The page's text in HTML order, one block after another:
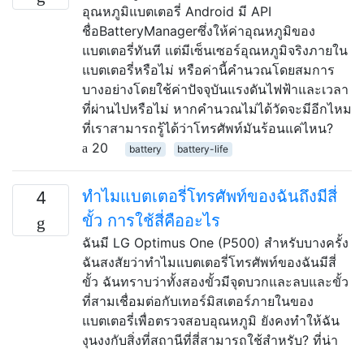
อุณหภูมิแบตเตอรี่ Android มี API
ชื่อBatteryManagerซึ่งให้ค่าอุณหภูมิของ
แบตเตอรี่ทันที แต่มีเซ็นเซอร์อุณหภูมิจริงภายใน
แบตเตอรี่หรือไม่ หรือค่านี้คำนวณโดยสมการ
บางอย่างโดยใช้ค่าปัจจุบันแรงดันไฟฟ้าและเวลา
ที่ผ่านไปหรือไม่ หากคำนวณไม่ได้วัดจะมีอีกไหม
ที่เราสามารถรู้ได้ว่าโทรศัพท์มันร้อนแค่ไหน?
20
battery battery-life
4
ทำไมแบตเตอรี่โทรศัพท์ของฉันถึงมีสี่
ขั้ว การใช้สี่คืออะไร
ฉันมี LG Optimus One (P500) สำหรับบางครั้ง
ฉันสงสัยว่าทำไมแบตเตอรี่โทรศัพท์ของฉันมีสี่
ขั้ว ฉันทราบว่าทั้งสองขั้วมีจุดบวกและลบและขั้ว
ที่สามเชื่อมต่อกับเทอร์มิสเตอร์ภายในของ
แบตเตอรี่เพื่อตรวจสอบอุณหภูมิ ยังคงทำให้ฉัน
งุนงงกับสิ่งที่สถานีที่สี่สามารถใช้สำหรับ? ที่น่า